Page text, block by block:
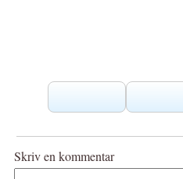
Skriv en kommentar